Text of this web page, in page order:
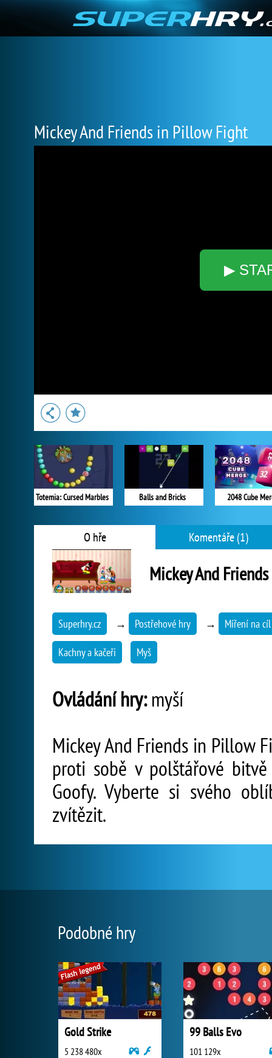
Mickey And Friends in Pillow Fight
▶
Totemia: Cursed Marbles Balls and Bricks 2048 Cube
O hře Komentáře (1)
Mickey And
Superhry.cz → Postřehové hry → Míření na cíl
Kachny a kačeři Myš
Ovládání hry:myší
Mickey And Friends in Pillow
proti sobě v polštářové
Goofy. Vyberte si svého
zvítězit.
Podobné hry
Gold Strike
5 238 480x
99 Balls Evo
101 129x